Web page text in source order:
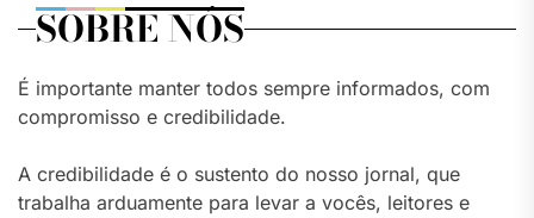
SOBRE NÓS
É importante manter todos sempre informados, com
compromisso e credibilidade.
A credibilidade é o sustento do nosso jornal, que
trabalha arduamente para levar a vocês, leitores e